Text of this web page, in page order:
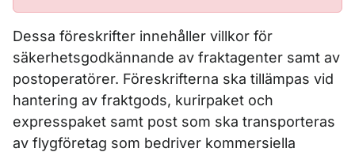
Dessa föreskrifter innehåller villkor för
säkerhetsgodkännande av fraktagenter samt av
postoperatörer. Föreskrifterna ska tillämpas vid
hantering av fraktgods, kurirpaket och
expresspaket samt post som ska transporteras
av flygföretag som bedriver kommersiella